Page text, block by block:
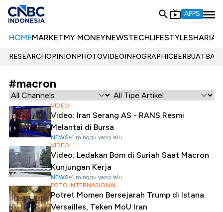
APPS
HOMEMARKETMY MONEYNEWSTECHLIFESTYLESHARIA
RESEARCHOPINIONPHOTOVIDEOINFOGRAPHIC
#macron
VIDEO:
Video: Iran Serang AS - RANS Resmi
Melantai di Bursa
NEWS 4 minggu yang lalu
VIDEO
Video: Ledakan Bom di Suriah Saat Macron
Kunjungan Kerja
NEWS 4 minggu yang lalu
FOTO INTERNASIONAL
Potret Momen Bersejarah Trump di Istana
Versailles, Teken MoU Iran